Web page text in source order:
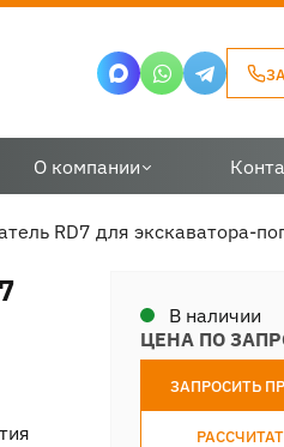
О компании
RD7 для экскаватора-
В наличии
ЦЕНА ПО
ЗАПРОСИТЬ